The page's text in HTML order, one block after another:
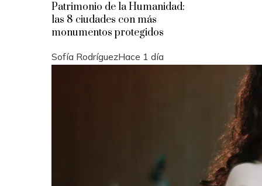
Patrimonio de la Humanidad:
las 8 ciudades con más
monumentos protegidos
Sofía RodríguezHace 1 día